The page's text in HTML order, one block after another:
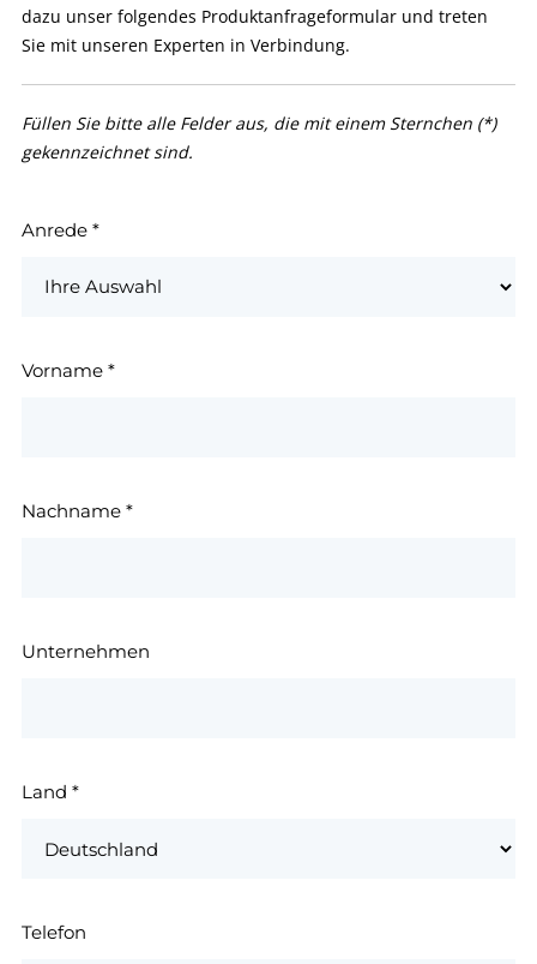
dazu unser folgendes Produktanfrageformular und treten
Sie mit unseren Experten in Verbindung.
Füllen Sie bitte alle Felder aus, die mit einem Sternchen (*)
gekennzeichnet sind.
Anrede *
Vorname *
Nachname *
Unternehmen
Land *
Telefon